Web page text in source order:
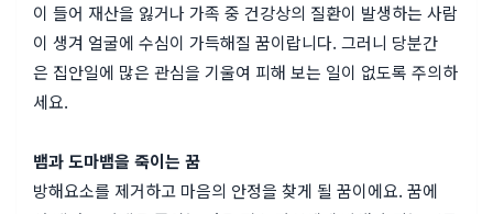
이 들어 재산을 잃거나 가족 중 건강상의 질환이 발생하는 사람
이 생겨 얼굴에 수심이 가득해질 꿈이랍니다. 그러니 당분간
은 집안일에 많은 관심을 기울여 피해 보는 일이 없도록 주의하
세요.
뱀과 도마뱀을 죽이는 꿈
방해요소를 제거하고 마음의 안정을 찾게 될 꿈이에요. 꿈에